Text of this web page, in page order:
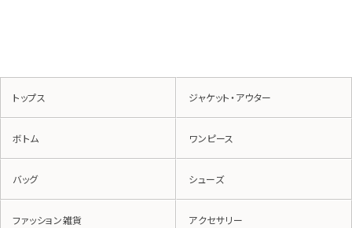
トップス ジャケット・アウター
ボトム ワンピース
バッグ シューズ
ファッション雑貨 アクセサリー